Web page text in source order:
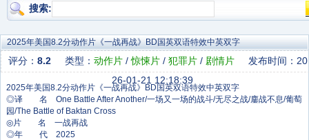
搜索:
2025年美国8.2分动作片《一战再战》BD国英双语特效中英双字
评分： 8.2 类型： 动作片 /惊悚片 / 犯罪片 / 剧情片
发布时间：20
26-01-21 12:18:39
◎译 名 One Battle After Another/一场又一场的战斗/无尽之战/鏖战不息/葡萄
园/The Battle of Baktan Cross‎
◎片 名 一战再战
◎年 代 2025